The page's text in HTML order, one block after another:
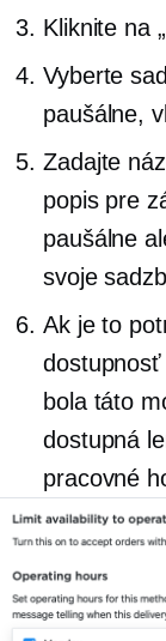
Kliknite na
Vyberte
paušálne,
Zadajte
popis pre
paušálne
svoje
Ak je to
dostupnosť
bola táto
dostupná
pracovné